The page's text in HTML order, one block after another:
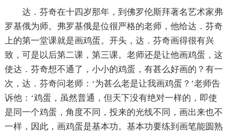
达．芬奇在十四岁那年，到佛罗伦斯拜著名艺术家弗
罗基俄为师。弗罗基俄是位很严格的老师，他给达．芬奇
上的第一堂课就是画鸡蛋。开头，达．芬奇画得很有兴
致，可是以后第二课，第三课。老师还是让他画鸡蛋，这
使达．芬奇想不通了，小小的鸡蛋，有甚么好画的？有一
次，达．芬奇问老师：‘为甚么老是让我画鸡蛋？’老师告
诉他：‘鸡蛋，虽然普通，但天下没有绝对一样的，即使
是同一个鸡蛋，角度不同，投来的光线不同，画出来也不
一样，因此，画鸡蛋是基本功。基本功要练到画笔能圆熟